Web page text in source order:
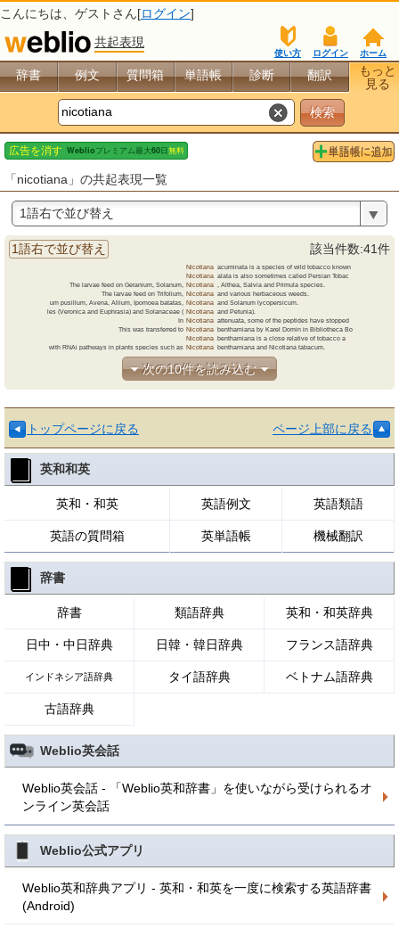
こんにちは、 ゲスト さん[ログイン]
共起表現
ホーム
ログイン
使い方
辞書 例文 質問箱 単語帳 診断 翻訳
もっと
見る
「nicotiana」の共起表現一覧
1語右で並び替え
1語右で並び替え 該当件数:41件
Nicotiana acuminatais a species of wild tobacco known
Nicotiana alatais also sometimes called Persian Tobac
The larvae feed on Geranium, Solanum,
Nicotiana Althea, Salvia and Primula species.
The larvae feed on Trifolium,
Nicotiana and various herbaceous weeds.
um pusillum, Avena, Allium, Ipomoea batatas,
Nicotiana and Solanum lycopersicum.
les (Veronica and Euphrasia) and Solanaceae (
Nicotiana and Petunia).
In
Nicotiana attenuata, some of the peptides have stopped
This was transferred to
Nicotiana benthamianaby Karel Domin in Bibliotheca Bo
Nicotiana
benthamianais a close relative of tobacco a
with RNAi pathways in plants species such as
Nicotiana benthamianaand Nicotiana tabacum.
次の10件を読み込む
トップページに戻る ページ上部に戻る
英和和英
英和・和英 英語例文 英語類語
英語の質問箱 英単語帳 機械翻訳
辞書
辞書 類語辞典 英和・和英辞典
日中・中日辞典 日韓・韓日辞典 フランス語辞典
インドネシア語辞典 タイ語辞典 ベトナム語辞典
古語辞典
Weblio英会話
Weblio英会話 - 「Weblio英和辞書」を使いながら受けられるオ
ンライン英会話
Weblio公式アプリ
Weblio英和辞典アプリ - 英和・和英を一度に検索する英語辞書
(Android)